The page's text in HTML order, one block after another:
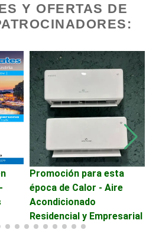
Interiores
Y OFERTAS DE
Promoción para esta
época de Calor - Aire
Acondicionado
Residencial y Empresarial